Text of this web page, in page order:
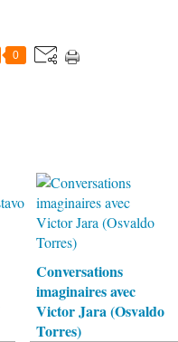
0
Conversations
imaginaires avec
Victor Jara (Osvaldo
Torres)